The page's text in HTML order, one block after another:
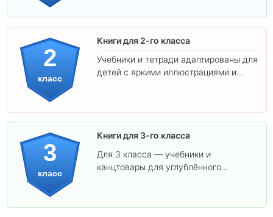
2
класс
Книги для 2-го класса
Учебники и тетради адаптированы для
детей с яркими иллюстрациями и
3
класс
Книги для 3-го класса
Для 3 класса — учебники и
канцтовары для углублённого